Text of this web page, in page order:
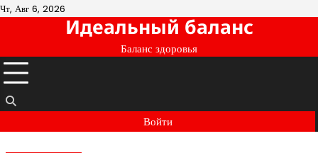
Перейти
Чт, Авг 6, 2026
Идеальный баланс
Баланс здоровья
Войти